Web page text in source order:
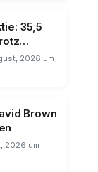
35,5
2026 um
Brown
2026 um